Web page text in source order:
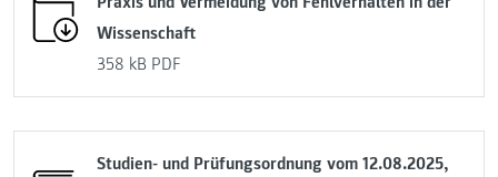
Wissenschaft
358 kB PDF
Studien- und Prüfungsordnung vom 12.08.2025,